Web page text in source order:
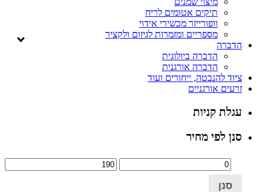
תיקים אטומים לריח
וופורייזר מכשירי אידוי
מספריים ומזמרות לגיזום ולקציר
הדברה
הדברה ביולוגית
הדברה אורגנית
ציוד להנבטה, ייחורים ועוד
זרעים אורגניים
עגלת קניות
סנן לפי מחיר
סנן